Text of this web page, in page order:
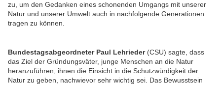
zu, um den Gedanken eines schonenden Umgangs mit unserer
Natur und unserer Umwelt auch in nachfolgende Generationen
tragen zu können.
Bundestagsabgeordneter Paul Lehrieder(CSU) sagte, dass
das Ziel der Gründungsväter, junge Menschen an die Natur
heranzuführen, ihnen die Einsicht in die Schutzwürdigkeit der
Natur zu geben, nachwievor sehr wichtig sei. Das Bewusstsein